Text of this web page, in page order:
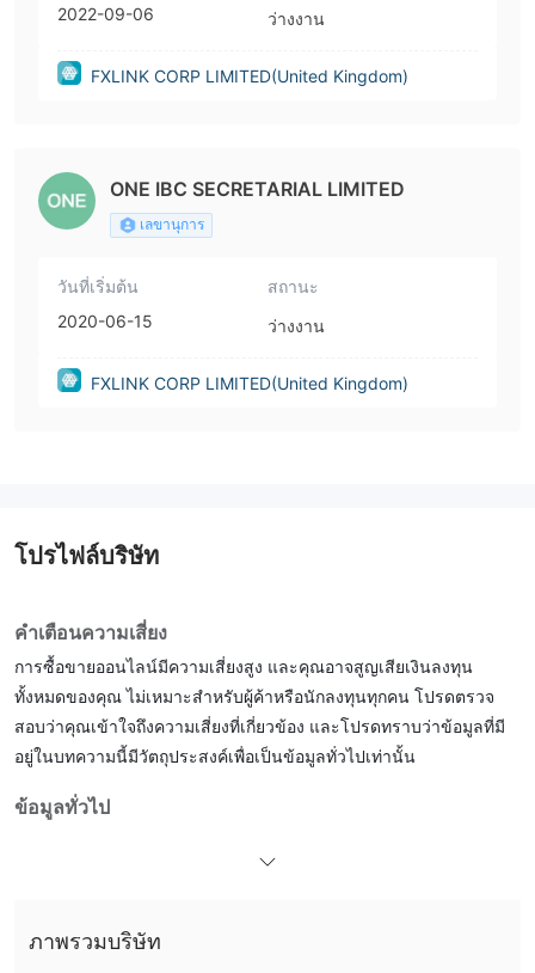
2022-09-06
ว่างงาน
FXLINK CORP LIMITED(United Kingdom)
ONE IBC SECRETARIAL LIMITED
เลขานุการ
วันที่เริ่มต้น
2020-06-15
สถานะ
ว่างงาน
FXLINK CORP LIMITED(United Kingdom)
โปรไฟล์บริษัท
คำเตือนความเสี่ยง
การซื้อขายออนไลน์มีความเสี่ยงสูง และคุณอาจสูญเสียเงินลงทุน
ทั้งหมดของคุณ ไม่เหมาะสำหรับผู้ค้าหรือนักลงทุนทุกคน โปรดตรวจ
สอบว่าคุณเข้าใจถึงความเสี่ยงที่เกี่ยวข้อง และโปรดทราบว่าข้อมูลที่มี
อยู่ในบทความนี้มีวัตถุประสงค์เพื่อเป็นข้อมูลทั่วไปเท่านั้น
ข้อมูลทั่วไป
น่าทึ่ง (เลเวอเรจที่ยืดหยุ่นสูงถึง 1:5000, สเปรดกว้างจาก 20 จุด, ฝาก
ภาพรวมบริษัท